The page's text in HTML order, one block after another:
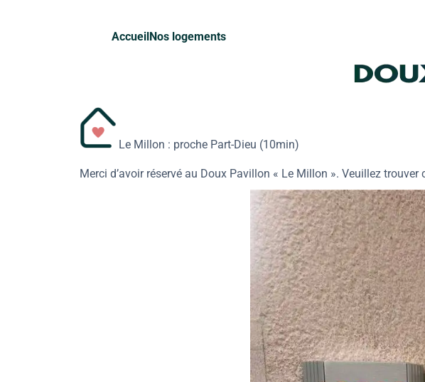
AccueilNos logements
Le Millon : proche Part-Dieu (10min)
Merci d’avoir réservé au Doux Pavillon « Le Millon ». Veuillez